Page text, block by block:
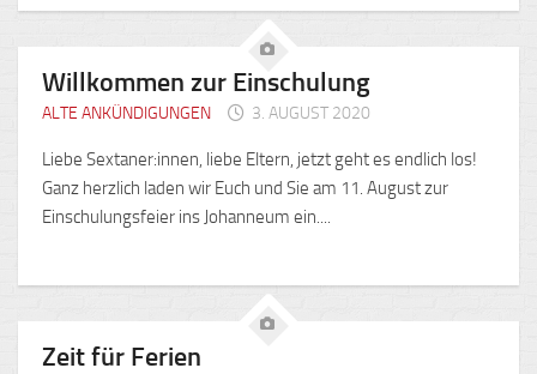
Willkommen zur Einschulung
ALTE ANKÜNDIGUNGEN 3. AUGUST 2020
Liebe Sextaner:innen, liebe Eltern, jetzt geht es endlich los!
Ganz herzlich laden wir Euch und Sie am 11. August zur
Einschulungsfeier ins Johanneum ein....
Zeit für Ferien